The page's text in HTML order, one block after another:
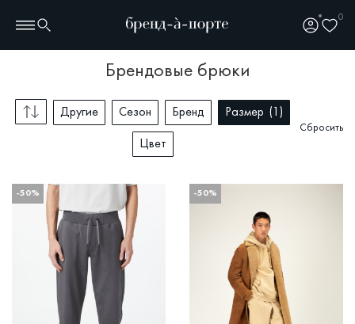
0
брендовые брюки
Другие Сезон Бренд Размер 1
Цвет
Сбросить
-50% -50%